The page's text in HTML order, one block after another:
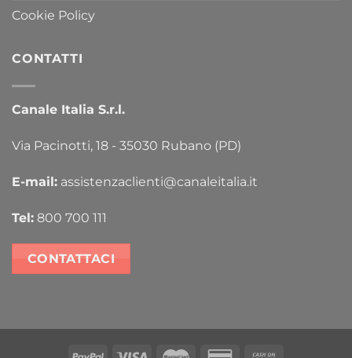
Cookie Policy
CONTATTI
Canale Italia S.r.l.
Via Pacinotti, 18 - 35030 Rubano (PD)
E-mail: assistenzaclienti@canaleitalia.it
Tel: 800 700 111
CONTATTACI